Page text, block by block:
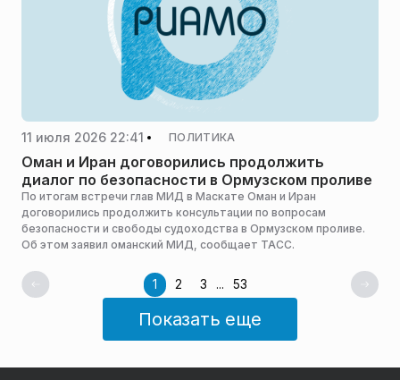
11 июля 2026 22:41 ПОЛИТИКА
Оман и Иран договорились продолжить
диалог по безопасности в Ормузском проливе
По итогам встречи глав МИД в Маскате Оман и Иран
договорились продолжить консультации по вопросам
безопасности и свободы судоходства в Ормузском проливе.
Об этом заявил оманский МИД, сообщает ТАСС.
1 2 3 ... 53
Показать еще